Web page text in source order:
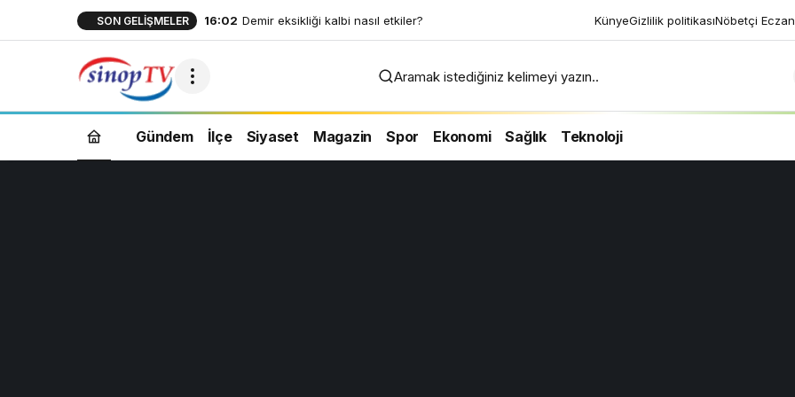
SON GELIŞMELER 16:02 Demir eksikliği kalbi nasıl etkiler? KünyeGizlilik politikasıNöbetçi
Aramak istediğiniz kelimeyi yazın..
Gündem İlçe Siyaset Magazin Spor Ekonomi Sağlık Teknoloji